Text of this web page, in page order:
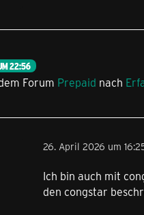
22:56
Forum Prepaid nach
26. April 2026 um
Ich bin auch mit
den congstar